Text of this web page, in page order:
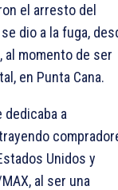
el arresto del
dio a la fuga,
al momento de ser
en Punta Cana.
a
Unidos y
al ser una